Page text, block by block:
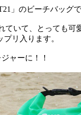
」のビーチバッグ
ていて、とっても可
リ入ります。
ャーに！！